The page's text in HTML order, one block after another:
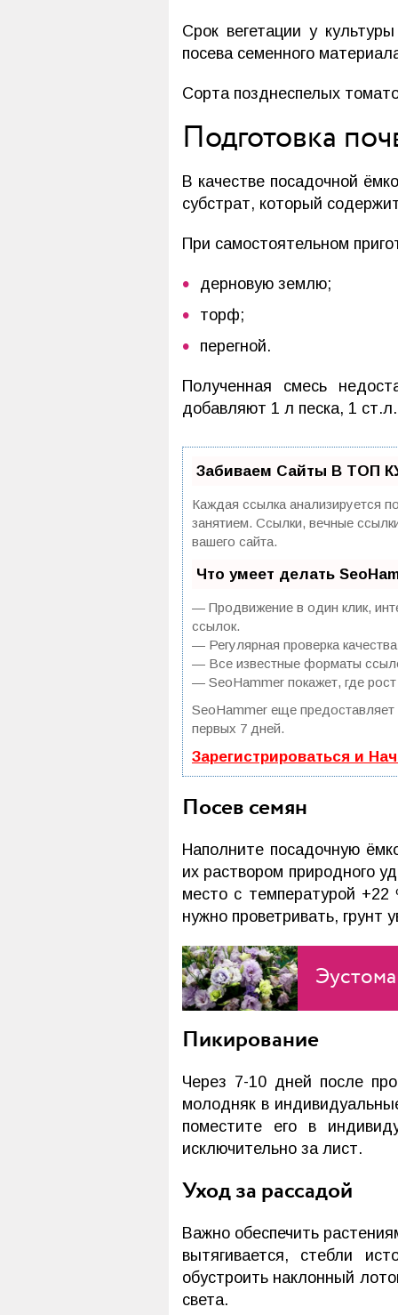
Срок вегетации у
посева семенного
Сорта позднеспелых
Подготовка
В качестве посадочной
субстрат, который
При самостоятельном
дерновую землю;
торф;
перегной.
Полученная смесь
добавляют 1 л песка, 1
Забиваем Сайты В ТОП
Каждая ссылка анализируется
занятием. Ссылки, вечные
вашего сайта.
Что умеет делать
— Продвижение в один клик,
ссылок.
— Регулярная проверка
— Все известные форматы
— SeoHammer покажет, где
SeoHammer еще
первых 7 дней.
Зарегистрироваться и
Посев семян
Наполните посадочную
их раствором природного
место с температурой +22
нужно проветривать, грунт
Пикирование
Через 7-10 дней после
молодняк в
поместите его в
исключительно за лист.
Уход за рассадой
Важно обеспечить
вытягивается, стебли
обустроить наклонный
света.